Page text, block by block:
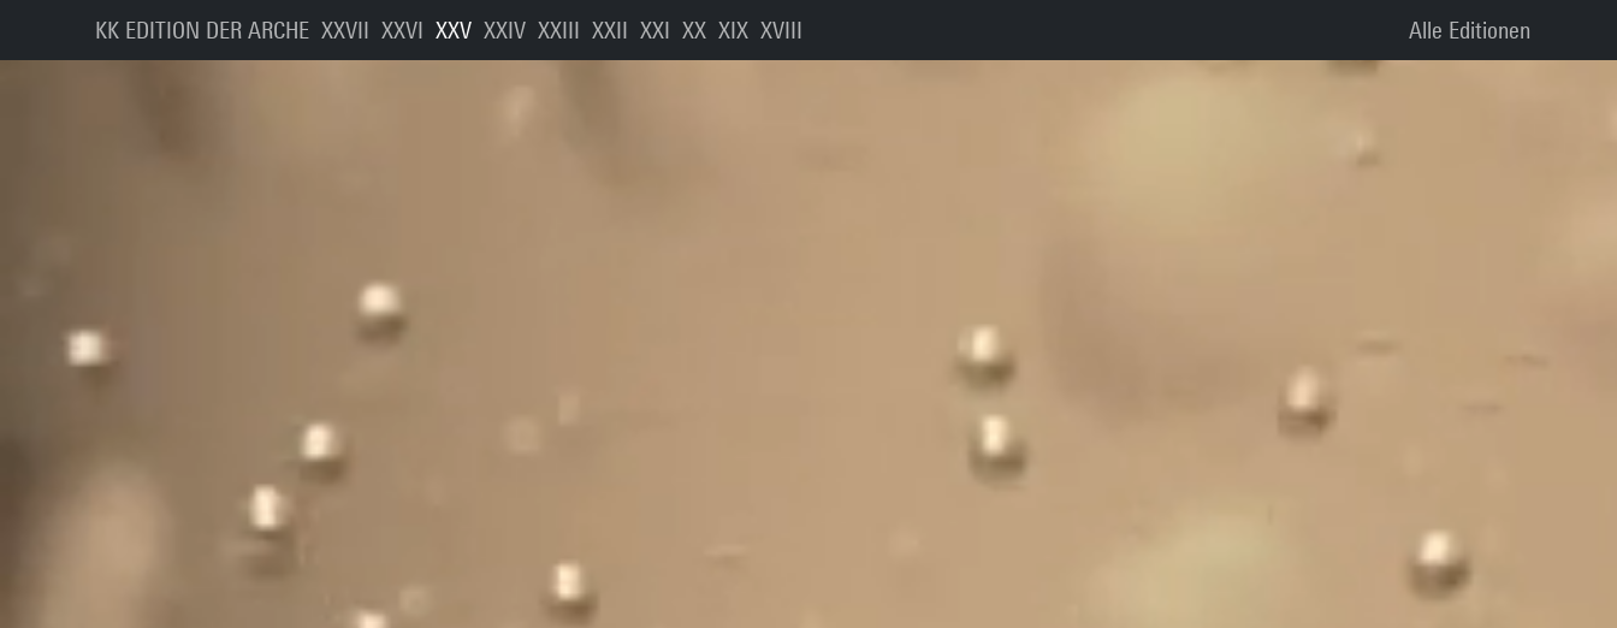
Direkt zum InhaltHauptnavigation
KK EDITION DER ARCHE XXVII XXVI XXV XXIV XXIII XXII XXI XX XIX XVIII Alle Editionen